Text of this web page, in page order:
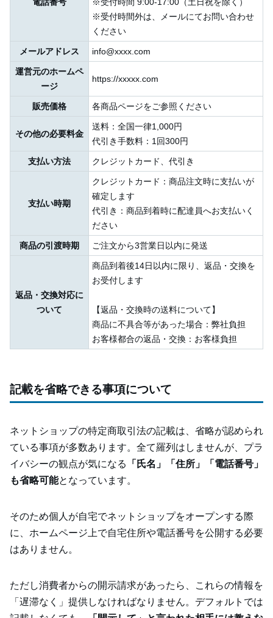
※受付時間外は、メールにてお問い合わせ
ください
メールアドレス info@xxxx.com
運営元のホームペ
ージ
https://xxxxx.com
販売価格 各商品ページをご参照ください
その他の必要料金
送料：全国一律1,000円
代引き手数料：1回300円
支払い方法 クレジットカード、代引き
支払い時期
クレジットカード：商品注文時に支払いが
確定します
代引き：商品到着時に配達員へお支払いく
ださい
商品の引渡時期 ご注文から3営業日以内に発送
返品・交換対応に
ついて
商品到着後14日以内に限り、返品・交換を
お受付します
【返品・交換時の送料について】
商品に不具合等があった場合：弊社負担
お客様都合の返品・交換：お客様負担
記載を省略できる事項について
ネットショップの特定商取引法の記載は、省略が認められ
ている事項が多数あります。全て羅列はしませんが、プラ
イバシーの観点が気になる
「氏名」「住所」「電話番号」
も省略可能となっています。
そのため個人が自宅でネットショップをオープンする際
に、ホームページ上で自宅住所や電話番号を公開する必要
はありません。
ただし消費者からの開示請求があったら、これらの情報を
「遅滞なく」提供しなければなりません。デフォルトでは